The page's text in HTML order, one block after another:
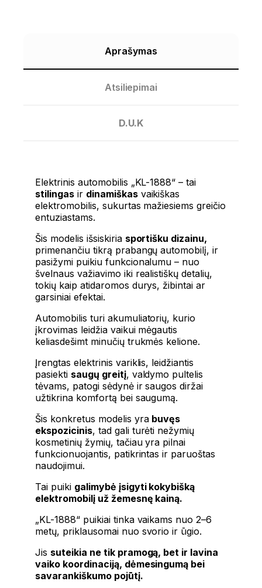
Aprašymas
Atsiliepimai
D.U.K
Elektrinis automobilis „KL-1888“ – tai
stilingasir dinamiškasvaikiškas
elektromobilis, sukurtas mažiesiems greičio
entuziastams.
Šis modelis išsiskiria sportišku dizainu,
primenančiu tikrą prabangų automobilį, ir
pasižymi puikiu funkcionalumu – nuo
švelnaus važiavimo iki realistiškų detalių,
tokių kaip atidaromos durys, žibintai ar
garsiniai efektai.
Automobilis turi akumuliatorių, kurio
įkrovimas leidžia vaikui mėgautis
keliasdešimt minučių trukmės kelione.
Įrengtas elektrinis variklis, leidžiantis
pasiekti saugų greitį, valdymo pultelis
tėvams, patogi sėdynė ir saugos diržai
užtikrina komfortą bei saugumą.
Šis konkretus modelis yra buvęs
ekspozicinis, tad gali turėti nežymių
kosmetinių žymių, tačiau yra pilnai
funkcionuojantis, patikrintas ir paruoštas
naudojimui.
Tai puiki galimybė įsigyti kokybišką
elektromobilį už žemesnę kainą.
„KL-1888“ puikiai tinka vaikams nuo 2–6
metų, priklausomai nuo svorio ir ūgio.
Jis suteikia ne tik pramogą, bet ir lavina
vaiko koordinaciją, dėmesingumą bei
savarankiškumo pojūtį.